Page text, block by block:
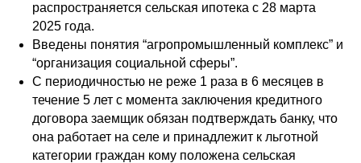
распространяется сельская ипотека с 28 марта
2025 года.
Введены понятия “агропромышленный комплекс” и
“организация социальной сферы”.
С периодичностью не реже 1 раза в 6 месяцев в
течение 5 лет с момента заключения кредитного
договора заемщик обязан подтверждать банку, что
она работает на селе и принадлежит к льготной
категории граждан кому положена сельская